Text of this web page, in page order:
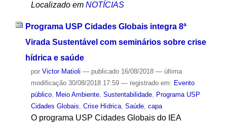
Localizado em NOTÍCIAS
Programa USP Cidades Globais integra 8ª
Virada Sustentável com seminários sobre crise
hídrica e saúde
por Victor Matioli — publicado16/08/2018 — última
modificação30/08/2018 17:59 — registrado em: Evento
público, Meio Ambiente, Sustentabilidade, Programa USP
Cidades Globais, Crise Hídrica, Saúde, capa
O programa USP Cidades Globais do IEA